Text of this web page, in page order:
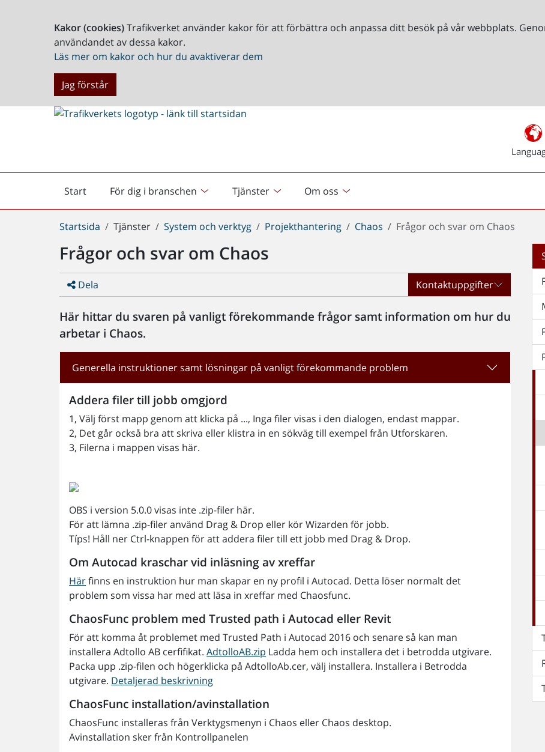
Kakor (cookies)Trafikverket använder kakor för att förbättra och anpassa ditt besök på vår webbplats.
användandet av dessa kakor.
Läs mer om kakor och hur du avaktiverar dem
Jag förstår
Start
Startsida För dig i branschen Tjänster Om oss
Du
här:
Startsida Tjänster System och verktyg Projekthantering Chaos Frågor och svar om Chaos
Frågor och svar om Chaos
Dela Kontaktuppgifter
Här hittar du svaren på vanligt förekommande frågor samt information om hur du
arbetar i Chaos.
Generella instruktioner samt lösningar på vanligt förekommande problem
Addera filer till jobb omgjord
1, Välj först mapp genom att klicka på ..., Inga filer visas i den dialogen, endast mappar.
2, Det går också bra att skriva eller klistra in en sökväg till exempel från Utforskaren.
3, Filerna i mappen visas här.
OBS i version 5.0.0 visas inte .zip-filer här.
För att lämna .zip-filer använd Drag & Drop eller kör Wizarden för jobb.
Típs! Håll ner Ctrl-knappen för att addera filer till ett jobb med Drag & Drop.
Om Autocad kraschar vid inläsning av xreffar
Härfinns en instruktion hur man skapar en ny profil i Autocad. Detta löser normalt det
problem som vissa har med att läsa in xreffar med Chaosfunc.
ChaosFunc problem med Trusted path i Autocad eller Revit
För att komma åt problemet med Trusted Path i Autocad 2016 och senare så kan man
installera Adtollo AB cerfifikat.AdtolloAB.zip Ladda hem och installera det i betrodda utgivare.
Packa upp .zip-filen och högerklicka på AdtolloAb.cer, välj installera. Installera i Betrodda
utgivare. Detaljerad beskrivning
ChaosFunc installation/avinstallation
ChaosFunc installeras från Verktygsmenyn i Chaos eller Chaos desktop.
Avinstallation sker från Kontrollpanelen